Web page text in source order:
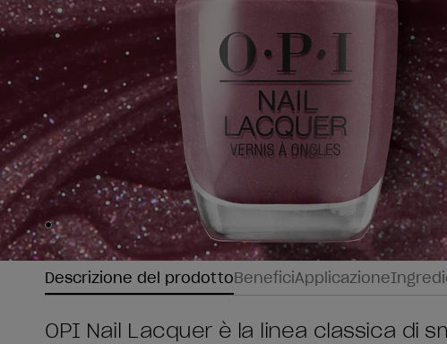
Skip to slide1
Descrizione del prodottoBeneficiApplicazione
OPI Nail Lacquer è la linea classica di